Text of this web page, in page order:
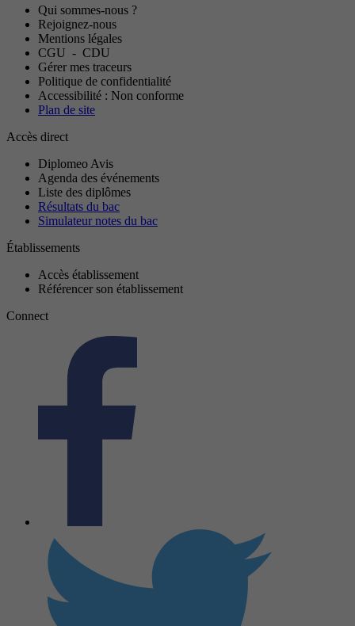
Qui sommes-nous ?
Rejoignez-nous
Mentions légales
CGU - CDU
Gérer mes traceurs
Politique de confidentialité
Accessibilité : Non conforme
Plan de site
Accès direct
Diplomeo Avis
Agenda des événements
Liste des diplômes
Résultats du bac
Simulateur notes du bac
Établissements
Accès établissement
Référencer son établissement
Connect